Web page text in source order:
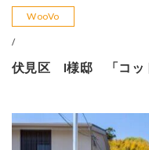
WooVo
/
伏見区 I様邸 「コッ